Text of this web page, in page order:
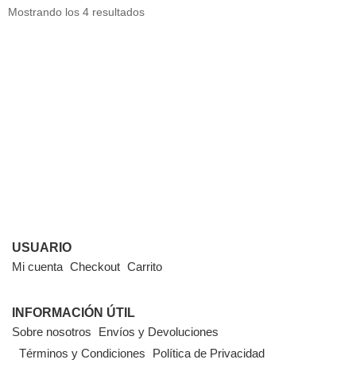
Mostrando los 4 resultados
USUARIO
Mi cuenta Checkout Carrito
INFORMACIÓN ÚTIL
Sobre nosotros
Envíos y Devoluciones
Términos y Condiciones
Política de Privacidad